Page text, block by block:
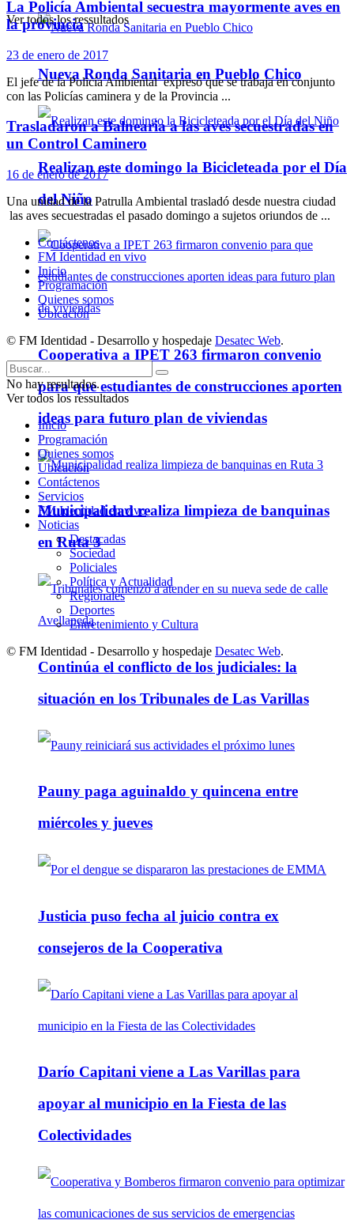
Nueva Ronda Sanitaria en Pueblo Chico
Realizan este domingo la Bicicleteada por el Día
del Niño
Cooperativa a IPET 263 firmaron convenio
para que estudiantes de construcciones aporten
ideas para futuro plan de viviendas
Municipalidad realiza limpieza de banquinas
en Ruta 3
Continúa el conflicto de los judiciales: la
situación en los Tribunales de Las Varillas
Pauny paga aguinaldo y quincena entre
miércoles y jueves
Justicia puso fecha al juicio contra ex
consejeros de la Cooperativa
Darío Capitani viene a Las Varillas para
apoyar al municipio en la Fiesta de las
Colectividades
Ver todos los ressultados
La Policía Ambiental secuestra mayormente aves en
la provincia
23 de enero de 2017
El jefe de la Policía Ambiental expresó que se trabaja en conjunto
con las Policías caminera y de la Provincia ...
Trasladaron a Balnearia a las aves secuestradas en
un Control Caminero
16 de enero de 2017
Una unidad de la Patrulla Ambiental trasladó desde nuestra ciudad
las aves secuestradas el pasado domingo a sujetos oriundos de ...
Contáctenos
FM Identidad en vivo
Inicio
Programación
Quienes somos
Ubicación
© FM Identidad - Desarrollo y hospedaje Desatec Web.
No hay resultados.
Ver todos los ressultados
Inicio
Programación
Quienes somos
Ubicación
Contáctenos
Servicios
FM Identidad en vivo
Noticias
Destacadas
Sociedad
Policiales
Política y Actualidad
Regionales
Deportes
Entretenimiento y Cultura
© FM Identidad - Desarrollo y hospedaje Desatec Web.